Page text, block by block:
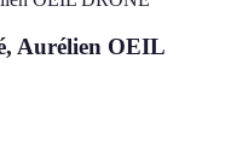
Aurélien OEIL